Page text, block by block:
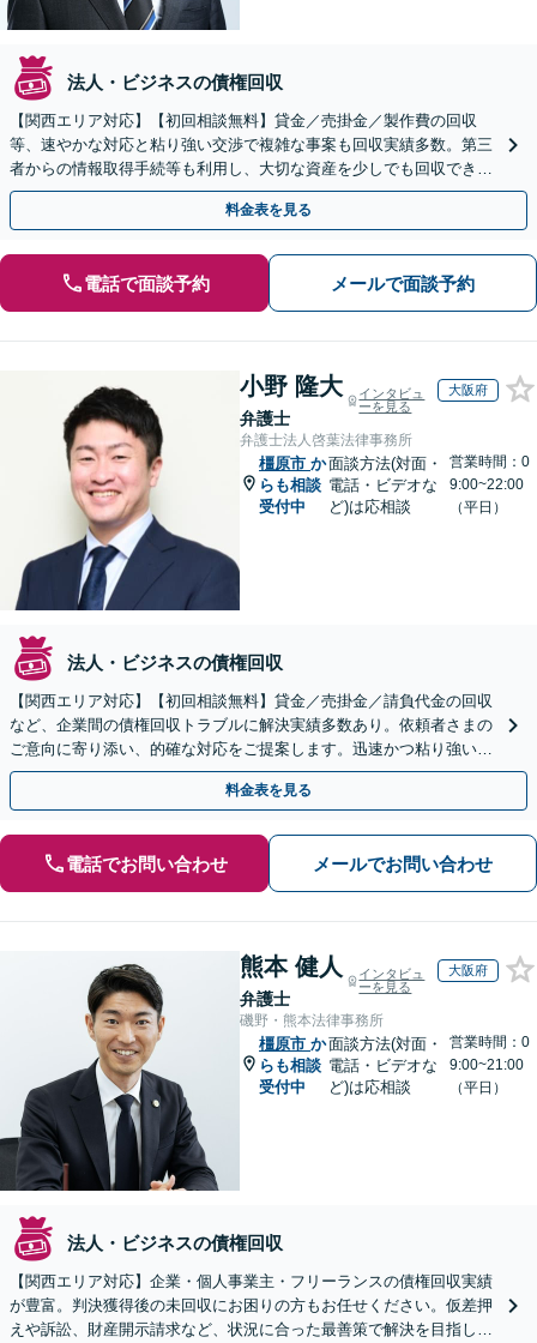
法人・ビジネスの債権回収
【関西エリア対応】【初回相談無料】貸金／売掛金／製作費の回収
等、速やかな対応と粘り強い交渉で複雑な事案も回収実績多数。第三
者からの情報取得手続等も利用し、大切な資産を少しでも回収できる
よう尽力します【フリーランス・個人事業主のご相談も対応】
料金表を見る
電話で面談予約 メールで面談予約
小野 隆大
弁護士
インタビュ
ーを見る
大阪府
弁護士法人啓葉法律事務所
橿原市 か
らも相談
受付中
面談方法(対面・
電話・ビデオな
ど)は応相談
営業時間：0
9:00~22:00
（平日）
法人・ビジネスの債権回収
【関西エリア対応】【初回相談無料】貸金／売掛金／請負代金の回収
など、企業間の債権回収トラブルに解決実績多数あり。依頼者さまの
ご意向に寄り添い、的確な対応をご提案します。迅速かつ粘り強い交
渉で、少しでも回収できるよう尽力します【土日祝対応可】
料金表を見る
電話でお問い合わせ メールでお問い合わせ
熊本 健人
弁護士
インタビュ
ーを見る
大阪府
磯野・熊本法律事務所
橿原市 か
らも相談
受付中
面談方法(対面・
電話・ビデオな
ど)は応相談
営業時間：0
9:00~21:00
（平日）
法人・ビジネスの債権回収
【関西エリア対応】企業・個人事業主・フリーランスの債権回収実績
が豊富。判決獲得後の未回収にお困りの方もお任せください。仮差押
えや訴訟、財産開示請求など、状況に合った最善策で解決を目指しま